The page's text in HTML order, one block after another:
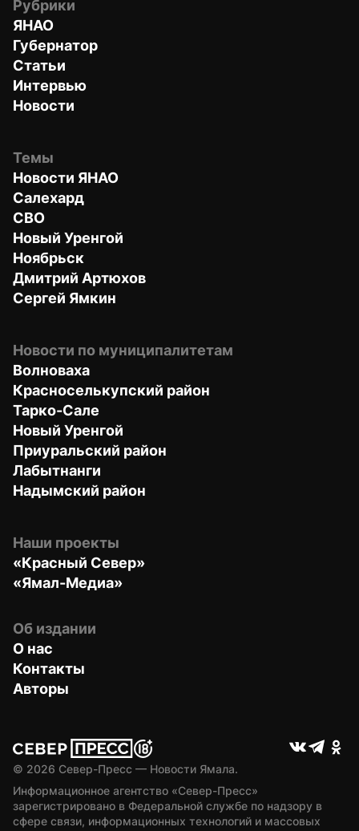
Рубрики
ЯНАО
Губернатор
Статьи
Интервью
Новости
Темы
Новости ЯНАО
Салехард
СВО
Новый Уренгой
Ноябрьск
Дмитрий Артюхов
Сергей Ямкин
Новости по муниципалитетам
Волноваха
Красноселькупский район
Тарко-Сале
Новый Уренгой
Приуральский район
Лабытнанги
Надымский район
Наши проекты
«Красный Север»
«Ямал-Медиа»
Об издании
О нас
Контакты
Авторы
© 2026 Север-Пресс — Новости Ямала.
Информационное агентство «Север-Пресс»
зарегистрировано в Федеральной службе по надзору в
сфере связи, информационных технологий и массовых